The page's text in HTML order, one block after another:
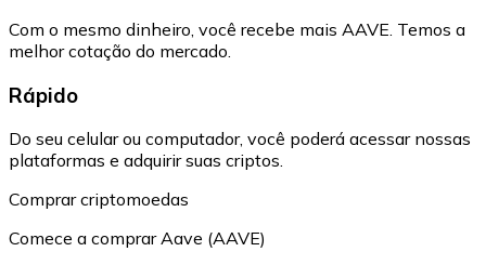
Com o mesmo dinheiro, você recebe mais AAVE. Temos a
melhor cotação do mercado.
Rápido
Do seu celular ou computador, você poderá acessar nossas
plataformas e adquirir suas criptos.
Comprar criptomoedas
Comece a comprar Aave (AAVE)